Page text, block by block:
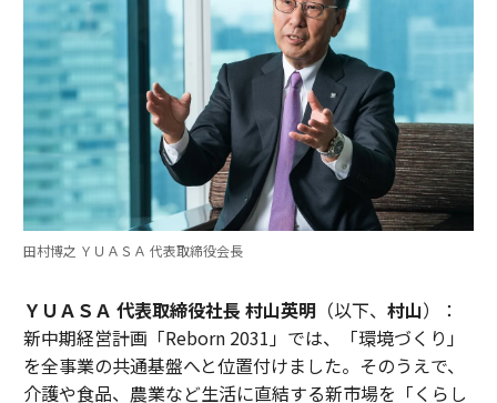
田村博之 ＹＵＡＳＡ 代表取締役会長
ＹＵＡＳＡ 代表取締役社長 村山英明（以下、 村山）：
新中期経営計画「Reborn 2031」では、「環境づくり」
を全事業の共通基盤へと位置付けました。そのうえで、
介護や食品、農業など生活に直結する新市場を「くらし